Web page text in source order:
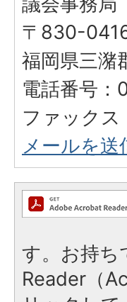
〒830-
福岡県三潴
電話番号：
ファックス
メールを送
す。お持ち
Reader（